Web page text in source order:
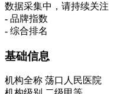
数据采集中，请持续关注
- 品牌指数
- 综合排名
基础信息
机构全称 荡口人民医院